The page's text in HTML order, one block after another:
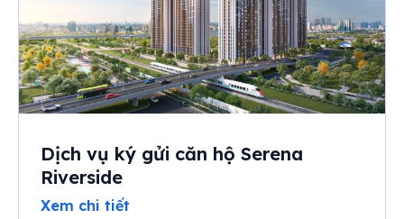
Dịch vụ ký gửi căn hộ Serena
Riverside
Xem chi tiết